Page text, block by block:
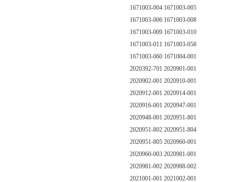
1671003-004 1671003-005
1671003-006 1671003-008
1671003-009 1671003-010
1671003-011 1671003-058
1671003-060 1671004-001
2020392-701 2020901-001
2020902-001 2020910-001
2020912-001 2020914-001
2020916-001 2020947-001
2020948-001 2020951-801
2020951-802 2020951-804
2020951-805 2020960-001
2020960-003 2020981-001
2020981-002 2020988-002
2021001-001 2021002-001